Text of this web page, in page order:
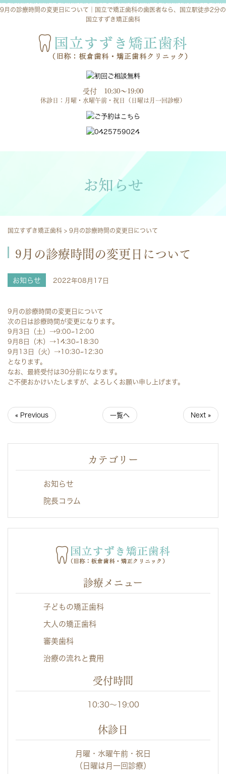
9月の診療時間の変更日について｜国立で矯正歯科の歯医者なら、国立駅徒歩2分の
国立すずき矯正歯科
受付 10:30～19:00
休診日：月曜・水曜午前・祝日（日曜は月一回診療）
お知らせ
国立すずき矯正歯科 > 9月の診療時間の変更日について
9月の診療時間の変更日について
お知らせ 2022年08月17日
9月の診療時間の変更日について
次の日は診療時間が変更になります。
9月3日（土）→9:00~12:00
9月8日（木）→14:30~18:30
9月13日（火）→10:30~12:30
となります。
なお、最終受付は30分前になります。
ご不便おかけいたしますが、よろしくお願い申し上げます。
« Previous 一覧へ Next »
カテゴリー
お知らせ
院長コラム
診療メニュー
子どもの矯正歯科
大人の矯正歯科
審美歯科
治療の流れと費用
受付時間
10:30～19:00
休診日
月曜・水曜午前・祝日
（日曜は月一回診療）